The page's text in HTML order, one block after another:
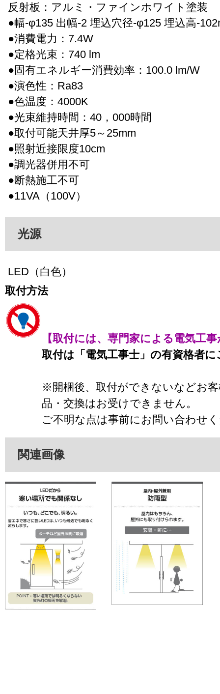
反射板：アルミ・ファインホワイト塗装
●幅-φ135 出幅-2 埋込穴径-φ125 埋込高-
●消費電力：7.4W
●定格光束：740 lm
●固有エネルギー消費効率：100.0 lm/W
●演色性：Ra83
●色温度：4000K
●光束維持時間：40，000時間
●取付可能天井厚5～25mm
●照射近接限度10cm
●調光器併用不可
●断熱施工不可
●11VA（100V）
光源
LED（白色）
取付方法
【取付には、専門家による電気工
取付は「電気工事士」の有資格者
※開梱後、取付ができないなどお
品・交換はお受けできません。
ご不明な点は事前にお問い合わせ
関連画像